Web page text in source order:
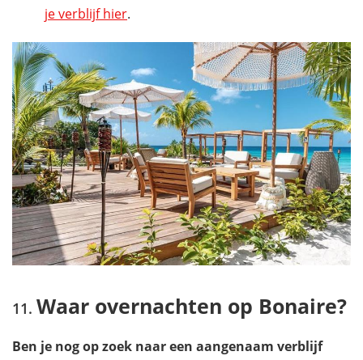
je verblijf hier.
Waar overnachten op Bonaire?
Ben je nog op zoek naar een aangenaam verblijf